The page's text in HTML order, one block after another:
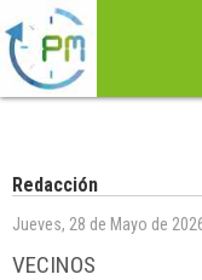
Redacción
Jueves, 28 de Mayo de
VECINOS